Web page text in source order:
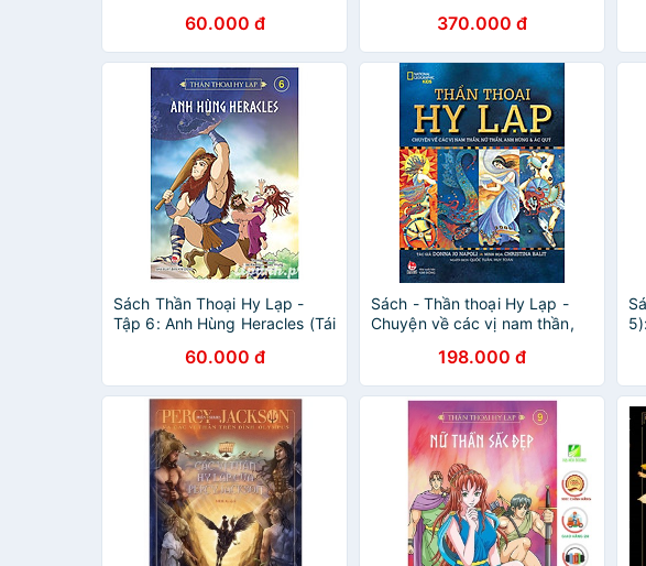
60.000 đ 370.000 đ
Sách Thần Thoại Hy Lạp -
Tập 6: Anh Hùng Heracles (Tái
60.000 đ
Sách - Thần thoại Hy Lạp -
Chuyện về các vị nam thần,
198.000 đ